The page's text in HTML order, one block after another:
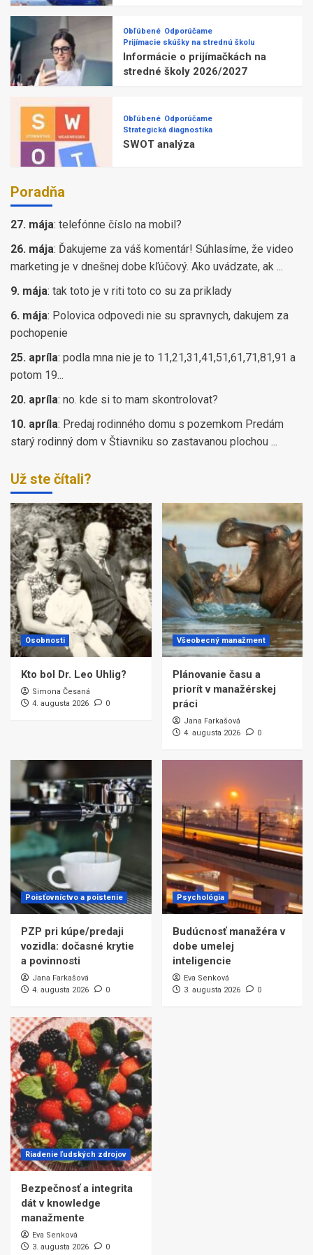
Obľúbené Odporúčame
Prijímacie skúšky na strednú školu
Informácie o prijímačkách na
stredné školy 2026/2027
Obľúbené Odporúčame
Strategická diagnostika
SWOT analýza
Poradňa
27. mája: telefónne číslo na mobil?
26. mája: Ďakujeme za váš komentár! Súhlasíme, že video
marketing je v dnešnej dobe kľúčový. Ako uvádzate, ak ...
9. mája: tak toto je v riti toto co su za priklady
6. mája: Polovica odpovedi nie su spravnych, dakujem za
pochopenie
25. apríla: podla mna nie je to 11,21,31,41,51,61,71,81,91 a
potom 19...
20. apríla: no. kde si to mam skontrolovat?
10. apríla: Predaj rodinného domu s pozemkom Predám
starý rodinný dom v Štiavniku so zastavanou plochou ...
Už ste čítali?
Osobnosti
Kto bol Dr. Leo Uhlig?
Simona Česaná
4. augusta 2026
0
Všeobecný manažment
Plánovanie času a
priorít v manažérskej
práci
Jana Farkašová
4. augusta 2026
0
Poisťovníctvo a poistenie
PZP pri kúpe/predaji
vozidla: dočasné krytie
a povinnosti
Jana Farkašová
4. augusta 2026
0
Psychológia
Budúcnosť manažéra v
dobe umelej
inteligencie
Eva Senková
3. augusta 2026
0
Riadenie ľudských zdrojov
Bezpečnosť a integrita
dát v knowledge
manažmente
Eva Senková
3. augusta 2026
0